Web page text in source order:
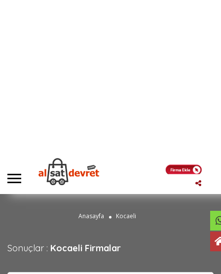
Anasayfa Kocaeli
Sonuçlar : Kocaeli Firmalar